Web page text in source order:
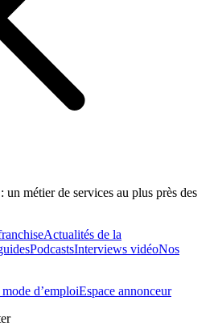
un métier de services au plus près des
Actualités de la
PodcastsInterviews vidéoNos
d’emploiEspace annonceur